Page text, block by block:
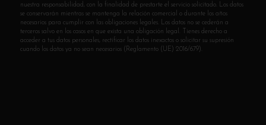
nuestra responsabilidad, con la finalidad de prestarte el servicio solicitado. Los datos
se conservarán mientras se mantenga la relación comercial o durante los años
necesarios para cumplir con las obligaciones legales. Los datos no se cederán a
terceros salvo en los casos en que exista una obligación legal. Tienes derecho a
acceder a tus datos personales, rectificar los datos inexactos o solicitar su supresión
cuando los datos ya no sean necesarios (Reglamento (UE) 2016/679).